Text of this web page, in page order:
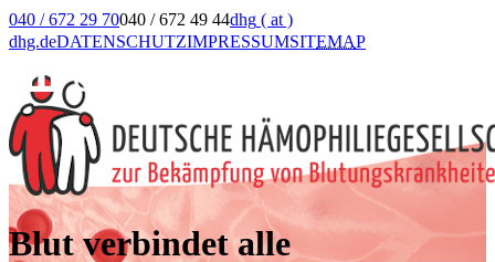
040 / 672 29 70040 / 672 49 44dhg ( at )
dhg.deDATENSCHUTZIMPRESSUMSITEMAP
Blut verbindet alle